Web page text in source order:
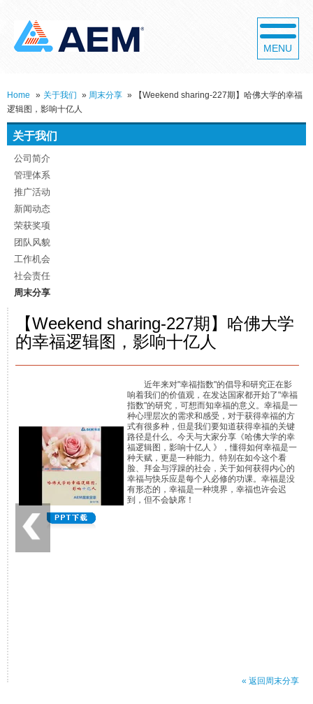
MENU
Home » 关于我们 » 周末分享 »
【Weekend sharing-227期】哈佛大学的幸福
逻辑图，影响十亿人
关于我们
公司简介
管理体系
推广活动
新闻动态
荣获奖项
团队风貌
工作机会
社会责任
周末分享
【Weekend sharing-227期】哈佛大学
的幸福逻辑图，影响十亿人
近年来对"幸福指数"的倡导和研究正在影
响着我们的价值观，在发达国家都开始了"幸福
指数"的研究，可想而知幸福的意义。幸福是一
种心理层次的需求和感受，对于获得幸福的方
式有很多种，但是我们要知道获得幸福的关键
路径是什么。今天与大家分享《哈佛大学的幸
福逻辑图，影响十亿人 》，懂得如何幸福是一
种天赋，更是一种能力。特别在如今这个看
脸、拜金与浮躁的社会，关于如何获得内心的
幸福与快乐应是每个人必修的功课。幸福是没
有形态的，幸福是一种境界，幸福也许会迟
到，但不会缺席！
« 返回周末分享